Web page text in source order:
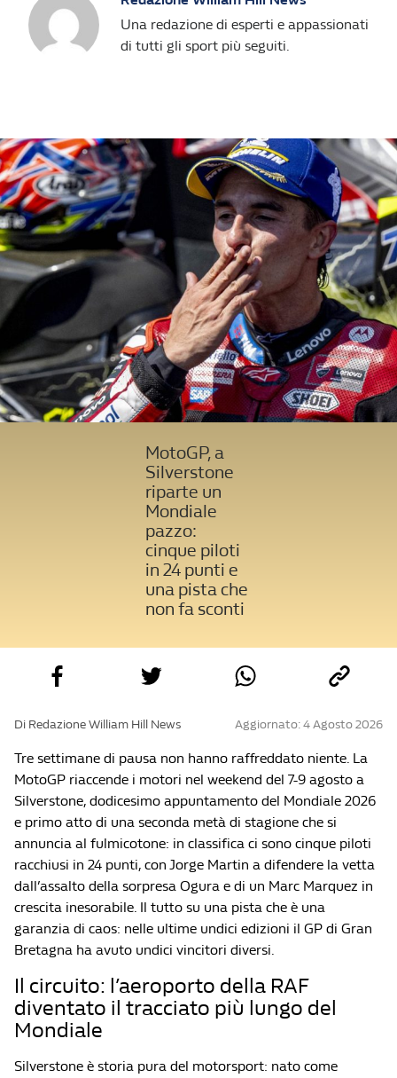
Una redazione di esperti e appassionati
di tutti gli sport più seguiti.
MotoGP, a
Silverstone
riparte un
Mondiale
pazzo:
cinque piloti
in 24 punti e
una pista che
non fa sconti
Di Redazione William Hill News Aggiornato: 4 Agosto 2026
Tre settimane di pausa non hanno raffreddato niente. La
MotoGP riaccende i motori nel weekend del 7-9 agosto a
Silverstone, dodicesimo appuntamento del Mondiale 2026
e primo atto di una seconda metà di stagione che si
annuncia al fulmicotone: in classifica ci sono cinque piloti
racchiusi in 24 punti, con Jorge Martin a difendere la vetta
dall’assalto della sorpresa Ogura e di un Marc Marquez in
crescita inesorabile. Il tutto su una pista che è una
garanzia di caos: nelle ultime undici edizioni il GP di Gran
Bretagna ha avuto undici vincitori diversi.
Il circuito: l’aeroporto della RAF
diventato il tracciato più lungo del
Mondiale
Silverstone è storia pura del motorsport: nato come